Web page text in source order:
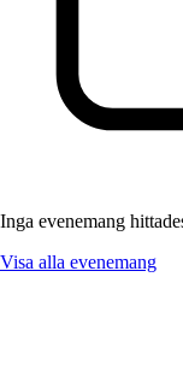
Inga evenemang
Visa alla evenemang